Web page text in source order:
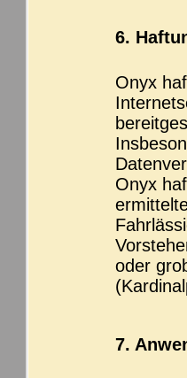
6.
Onyx
Onyx
oder
7.